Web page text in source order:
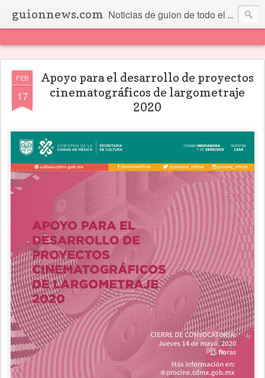
guionnews.com Noticias de guion de todo el mundo... Y más.
FEB
17
Apoyo para el desarrollo de proyectos
cinematográficos de largometraje
2020